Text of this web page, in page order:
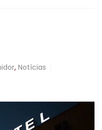
, Notícias